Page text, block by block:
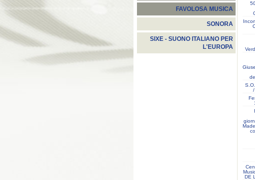
FAVOLOSA MUSICA
SONORA
SIXE - SUONO ITALIANO PER
L'EUROPA
DE